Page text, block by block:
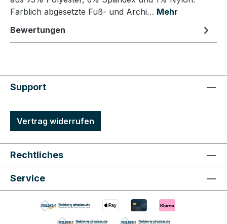
Farblich abgesetzte Fuß- und Archi… Mehr
Bewertungen
Support
Vertrag widerrufen
Rechtliches
Service